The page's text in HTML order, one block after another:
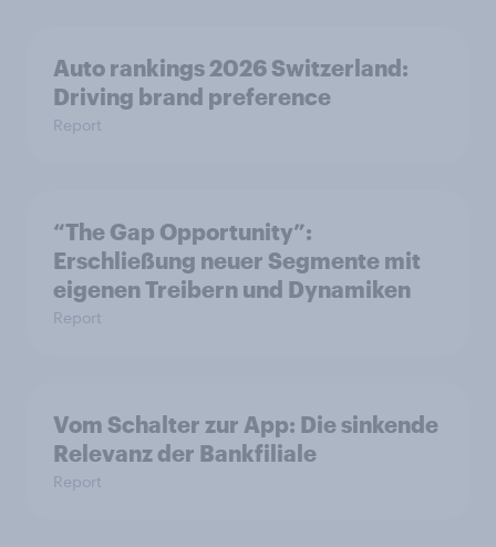
Auto rankings 2026 Switzerland:
Driving brand preference
Report
“The Gap Opportunity”:
Erschließung neuer Segmente mit
eigenen Treibern und Dynamiken
Report
Vom Schalter zur App: Die sinkende
Relevanz der Bankfiliale
Report